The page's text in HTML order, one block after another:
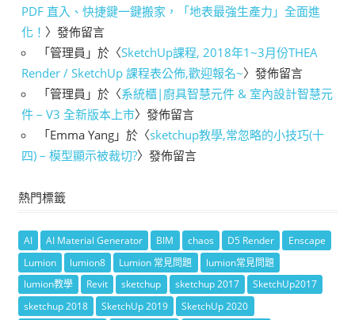
PDF 直入、快捷鍵一鍵搬家，「地表最強生產力」全面進
化！ 〉發佈留言
「管理員 」於〈SketchUp課程, 2018年1~3月份THEA
Render / SketchUp 課程表公佈,歡迎報名~〉發佈留言
「管理員 」於〈系統櫃|廚具智慧元件 & 室內設計智慧元
件 – V3 全新版本上市〉發佈留言
「Emma Yang 」於〈sketchup教學,常忽略的小技巧(十
四) – 模型顯示被裁切?〉發佈留言
熱門標籤
AI AI Material Generator BIM chaos D5 Render
Enscape
Lumion
lumion8 Lumion 常見問題
lumion常見問題
lumion教學
Revit sketchup sketchup 2017
SketchUp2017
sketchup 2018
SketchUp 2019
SketchUp 2020